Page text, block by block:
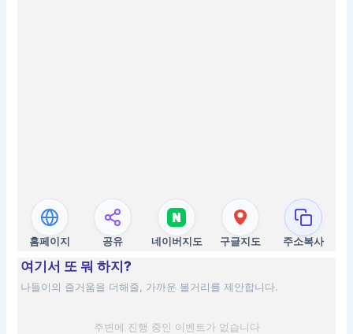
홈페이지 공유 네이버지도 구글지도 주소복사
여기서 또 뭐 하지?
나들이의 즐거움을 더해줄, 가까운 볼거리를 제안합니다.
주변에 진행 중인 이벤트가 없습니다